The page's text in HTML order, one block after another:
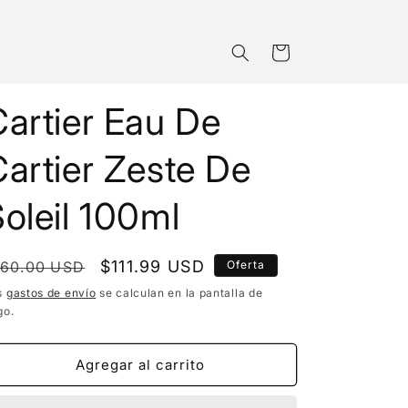
Carrito
Eau De
Zeste De
100ml
USD
Precio
de
$111.99 USD Oferta
gastos de envío se calculan en la pantalla de
Agregar al carrito